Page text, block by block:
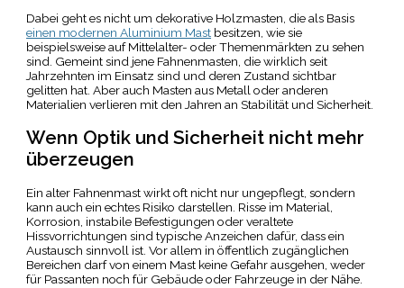
Dabei geht es nicht um dekorative Holzmasten, die als Basis
einen modernen Aluminium Mast besitzen, wie sie
beispielsweise auf Mittelalter- oder Themenmärkten zu sehen
sind. Gemeint sind jene Fahnenmasten, die wirklich seit
Jahrzehnten im Einsatz sind und deren Zustand sichtbar
gelitten hat. Aber auch Masten aus Metall oder anderen
Materialien verlieren mit den Jahren an Stabilität und Sicherheit.
Wenn Optik und Sicherheit nicht mehr
überzeugen
Ein alter Fahnenmast wirkt oft nicht nur ungepflegt, sondern
kann auch ein echtes Risiko darstellen. Risse im Material,
Korrosion, instabile Befestigungen oder veraltete
Hissvorrichtungen sind typische Anzeichen dafür, dass ein
Austausch sinnvoll ist. Vor allem in öffentlich zugänglichen
Bereichen darf von einem Mast keine Gefahr ausgehen, weder
für Passanten noch für Gebäude oder Fahrzeuge in der Nähe.